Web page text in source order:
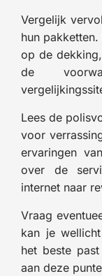
Vergelijk
hun
op de
de
Lees de
voor
ervaringen
over de
internet naar
Vraag
kan je
het beste
aan deze